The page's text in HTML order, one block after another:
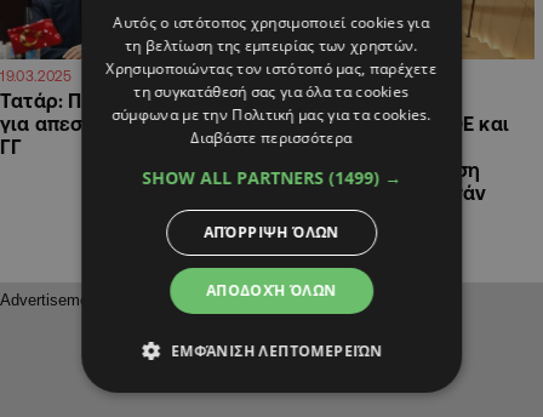
19.03.2025 13:31
Τατάρ: Προτάθηκε η Ολγκίν
για απεσταλμένη από τον
ΓΓ
19.03.2025 13:22
Οι έξι διευκρινίσεις
Μενελάου για τα ΜΟΕ και
γιατί «δεν ήταν περί
ανέμων» η συνάντηση
Χριστοδουλίδη-Φιντάν
Αυτός ο ιστότοπος χρησιμοποιεί cookies για
τη βελτίωση της εμπειρίας των χρηστών.
Χρησιμοποιώντας τον ιστότοπό μας, παρέχετε
τη συγκατάθεσή σας για όλα τα cookies
σύμφωνα με την Πολιτική μας για τα cookies.
Διαβάστε περισσότερα
SHOW ALL PARTNERS (1499) →
ΑΠΟΔΟΧΉ ΌΛΩΝ
ΑΠΌΡΡΙΨΗ ΌΛΩΝ
ΕΜΦΆΝΙΣΗ ΛΕΠΤΟΜΕΡΕΙΏΝ